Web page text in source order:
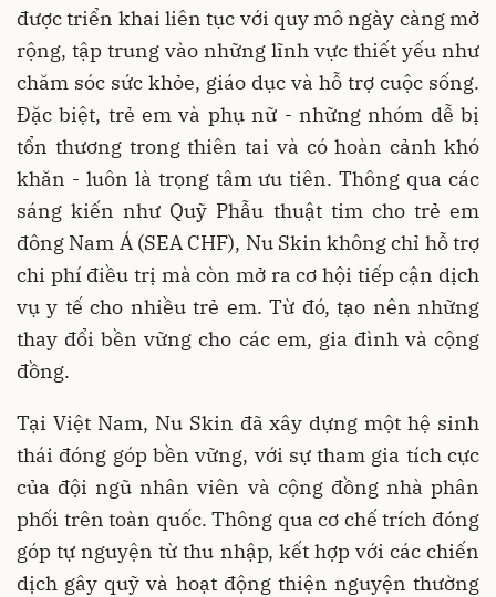
được triển khai liên tục với quy mô ngày càng mở
rộng, tập trung vào những lĩnh vực thiết yếu như
chăm sóc sức khỏe, giáo dục và hỗ trợ cuộc sống.
Đặc biệt, trẻ em và phụ nữ - những nhóm dễ bị
tổn thương trong thiên tai và có hoàn cảnh khó
khăn - luôn là trọng tâm ưu tiên. Thông qua các
sáng kiến như Quỹ Phẫu thuật tim cho trẻ em
đông Nam Á (SEA CHF), Nu Skin không chỉ hỗ trợ
chi phí điều trị mà còn mở ra cơ hội tiếp cận dịch
vụ y tế cho nhiều trẻ em. Từ đó, tạo nên những
thay đổi bền vững cho các em, gia đình và cộng
đồng.
Tại Việt Nam, Nu Skin đã xây dựng một hệ sinh
thái đóng góp bền vững, với sự tham gia tích cực
của đội ngũ nhân viên và cộng đồng nhà phân
phối trên toàn quốc. Thông qua cơ chế trích đóng
góp tự nguyện từ thu nhập, kết hợp với các chiến
dịch gây quỹ và hoạt động thiện nguyện thường